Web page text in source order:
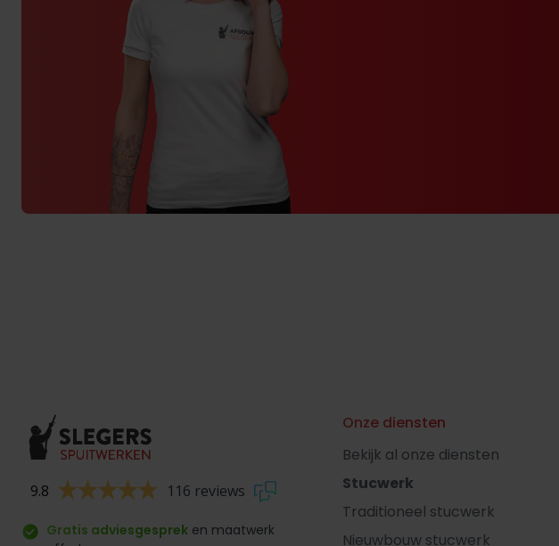
9.8 116 reviews
Gratis adviesgesprek en maatwerk
Onze diensten
Bekijk al onze diensten
Stucwerk
Traditioneel stucwerk
Nieuwbouw stucwerk